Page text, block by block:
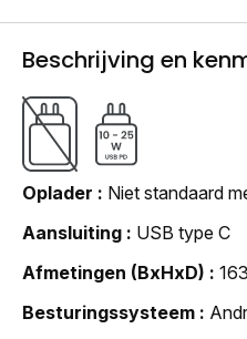
Beschrijving en
Oplader
Niet standaard
Aansluiting
USB type C
Afmetingen (BxHxD)
Besturingssysteem